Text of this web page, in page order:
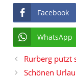
Facebook
WhatsApp
Rurberg putzt
Schönen